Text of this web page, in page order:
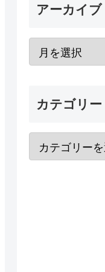
アーカイブ
カテゴリー